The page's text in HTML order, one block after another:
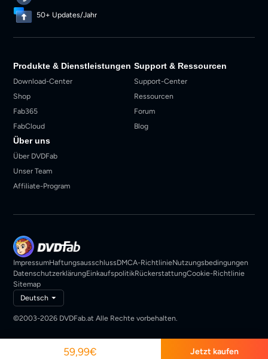
59,99€ Jetzt kaufen
50+ Updates/Jahr
Produkte & Dienstleistungen
Download-Center
Shop
Fab365
FabCloud
Support & Ressourcen
Support-Center
Ressourcen
Forum
Blog
Über uns
Über DVDFab
Unser Team
Affiliate-Program
ImpressumHaftungsausschlussDMCA-RichtlinieNutzungsbedingungen
DatenschutzerklärungEinkaufspolitikRückerstattungCookie-Richtlinie
Sitemap
Deutsch
©2003-2026 DVDFab.at Alle Rechte vorbehalten.